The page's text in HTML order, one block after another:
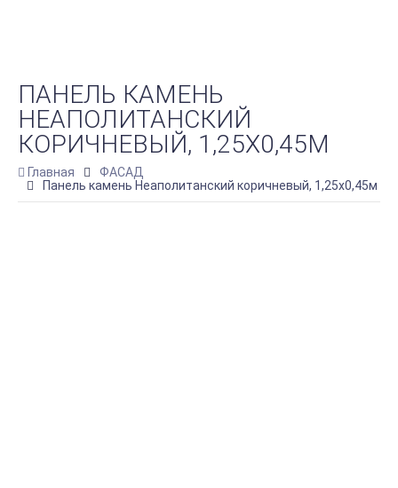
ПАНЕЛЬ КАМЕНЬ
НЕАПОЛИТАНСКИЙ
КОРИЧНЕВЫЙ, 1,25Х0,45М
Главная
ФАСАД
Панель камень Неаполитанский коричневый, 1,25х0,45м